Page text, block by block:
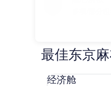
最佳东京
经济舱
经济舱 Chevrolet